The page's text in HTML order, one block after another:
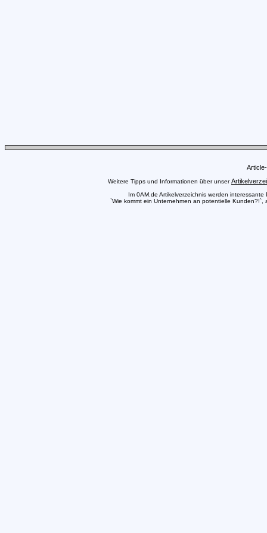
Weitere Tipps und Informationen über unser
Im 0AM.de Artikelverzeichnis werden
`Wie kommt ein Unternehmen an potentielle